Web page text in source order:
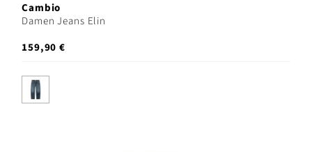
Cambio
Damen Jeans Elin
159,90 €